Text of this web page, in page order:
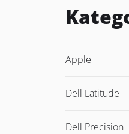
Apple
Dell Latitude
Dell Precision